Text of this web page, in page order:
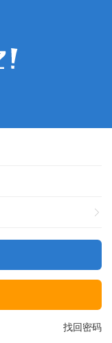
找回密码